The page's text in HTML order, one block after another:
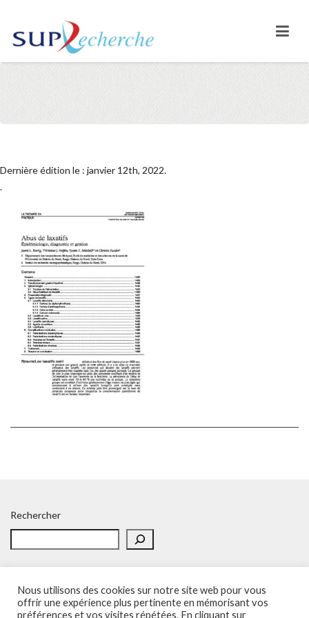
Dernière édition le : janvier 12th, 2022.
.
Rechercher
Nous utilisons des cookies sur notre site web pour vous
offrir une expérience plus pertinente en mémorisant vos
préférences et vos visites répétées. En cliquant sur